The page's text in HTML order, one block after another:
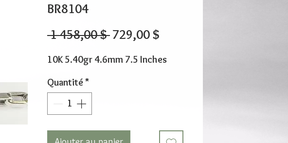
BR8104
1 458,00 $ Prix
729,00 $
10K 5.40gr 4.6mm 7.5 Inches
Quantité*